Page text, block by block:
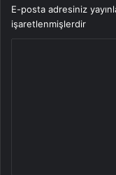
E-posta adresiniz
işaretlenmişlerdir